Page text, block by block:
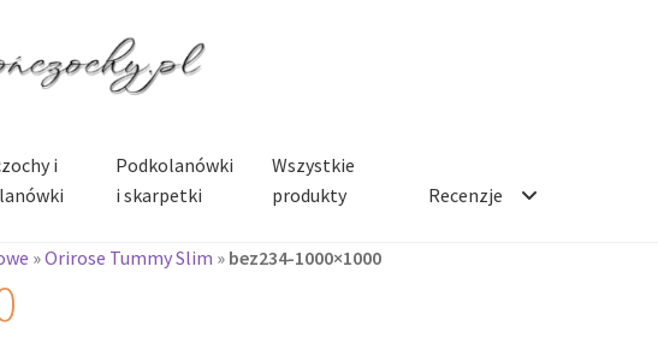
i
Podkolanówki
i skarpetki
Wszystkie
produkty
Recenzje
»Orirose Tummy Slim » bez234-1000×1000